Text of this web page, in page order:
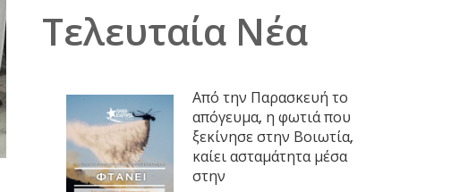
Τελευταία Νέα
Από την Παρασκευή το
απόγευμα, η φωτιά που
ξεκίνησε στην Βοιωτία,
καίει ασταμάτητα μέσα
στην